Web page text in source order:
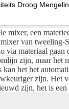
Droog
mixer, een
van
via materiaal
zijn, maar het
het het
zijn. Het
zijn, het is